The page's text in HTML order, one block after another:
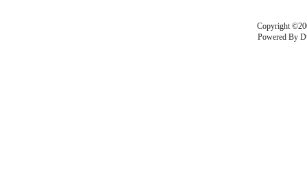
Copyright
Powered By